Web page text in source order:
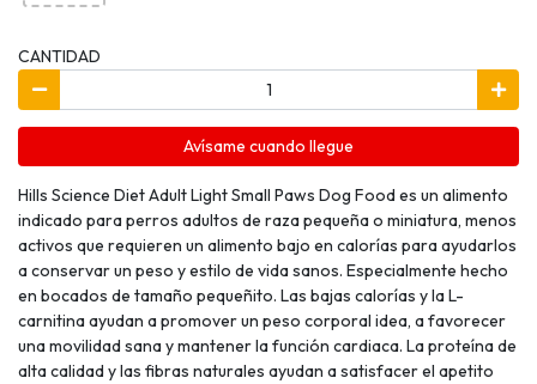
CANTIDAD
Avísame cuando llegue
Hills Science Diet Adult Light Small Paws Dog Food es un alimento
indicado para perros adultos de raza pequeña o miniatura, menos
activos que requieren un alimento bajo en calorías para ayudarlos
a conservar un peso y estilo de vida sanos. Especialmente hecho
en bocados de tamaño pequeñito. Las bajas calorías y la L-
carnitina ayudan a promover un peso corporal idea, a favorecer
una movilidad sana y mantener la función cardiaca. La proteína de
alta calidad y las fibras naturales ayudan a satisfacer el apetito